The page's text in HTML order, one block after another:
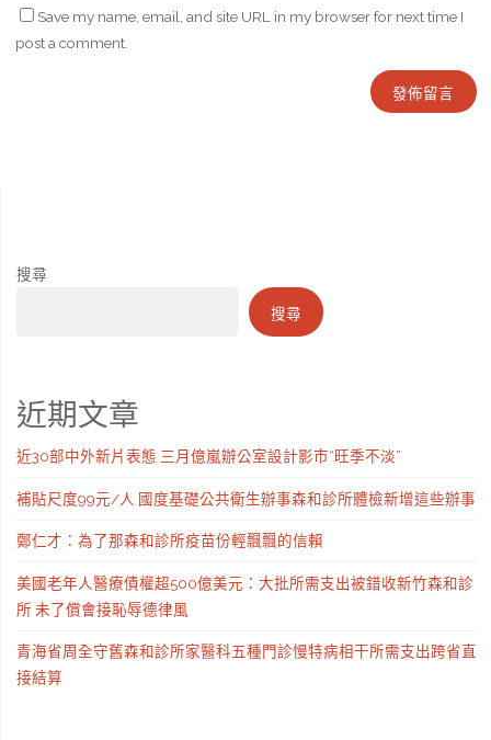
Save my name, email, and site URL in my browser for next time I
post a comment.
搜尋
搜尋
近期文章
近30部中外新片表態 三月億嵐辦公室設計影市“旺季不淡”
補貼尺度99元/人 國度基礎公共衛生辦事森和診所體檢新增這些辦事
鄭仁才：為了那森和診所疫苗份輕飄飄的信賴
美國老年人醫療債權超500億美元：大批所需支出被錯收新竹森和診
所 未了償會接恥辱德律風
青海省周全守舊森和診所家醫科五種門診慢特病相干所需支出跨省直
接結算